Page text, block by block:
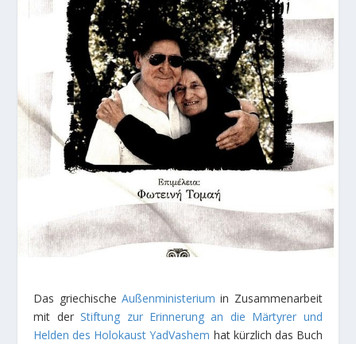
Das griechische Außenministerium in Zusammenarbeit
mit derStiftung zur Erinnerung an die Märtyrer und
Helden des Holokaust YadVashem hat kürzlich das Buch